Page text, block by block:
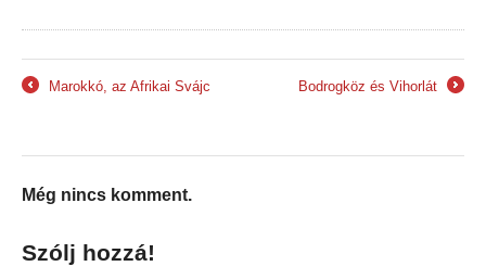
Marokkó, az Afrikai Svájc
Bodrogköz és Vihorlát
Még nincs komment.
Szólj hozzá!